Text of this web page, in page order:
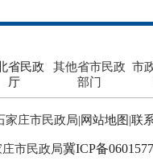
省民政
厅
其他省市民政
部门
市
家庄市民政局|网站地图|联
市民政局冀ICP备